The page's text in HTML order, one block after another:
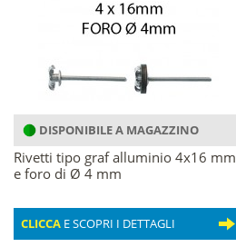
DISPONIBILE A MAGAZZINO
Rivetti tipo graf alluminio 4x16 mm
e foro di Ø 4 mm
CLICCAE SCOPRI I DETTAGLI